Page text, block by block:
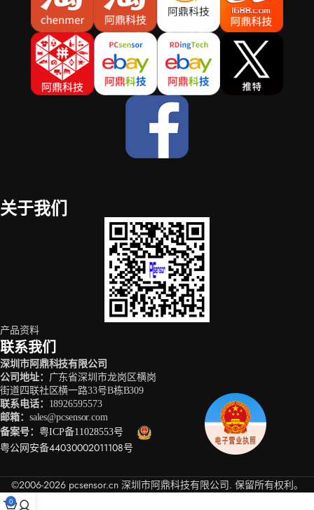
关于我们
产品资料
联系我们
深圳市阿鼎科技有限公司
公司地址：
广东省深圳市龙岗区横岗
街道四联社区横一路33号B栋B309
联系电话： 18926595573
邮箱： sales@pcsensor.com
备案号： 粤ICP备11028553号
粤公网安备44030002011108号
©2006-2026 pcsensor.cn 深圳市阿鼎科技有限公司. 保留所有权利。
0